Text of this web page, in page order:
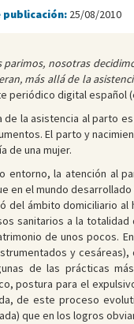
publicación: 25/08/2010
parimos, nosotras
más allá de la
periódico digital español
de la asistencia al parto
El parto y
de una mujer.
entorno, la atención al
en el mundo
del ámbito domiciliario al
sanitarios a la totalidad
de unos pocos.
y
de las prácticas
postura para el
de este proceso
que en los logros